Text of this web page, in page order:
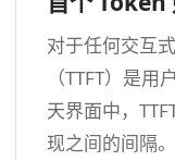
对于任何交互
（TTFT）是
天界面中，
现之间的间隔